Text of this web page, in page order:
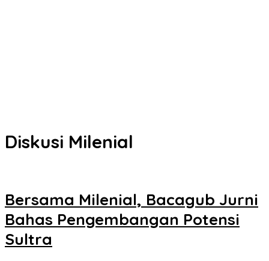
Diskusi Milenial
Bersama Milenial, Bacagub Jurni
Bahas Pengembangan Potensi
Sultra